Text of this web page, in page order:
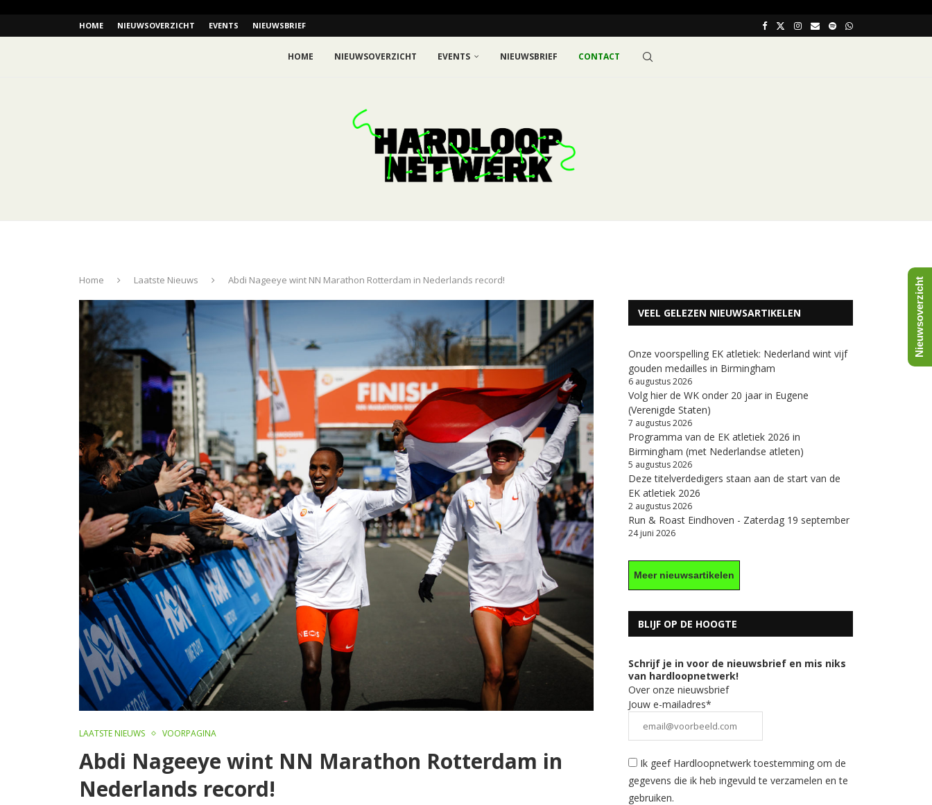
HOME NIEUWSOVERZICHT EVENTS NIEUWSBRIEF
HOME NIEUWSOVERZICHT EVENTS NIEUWSBRIEF CONTACT
Home Laatste Nieuws Abdi Nageeye wint NN Marathon Rotterdam in Nederlands record!
LAATSTE NIEUWS VOORPAGINA
Abdi Nageeye wint NN Marathon Rotterdam in
Nederlands record!
VEEL GELEZEN NIEUWSARTIKELEN
Onze voorspelling EK atletiek: Nederland wint vijf
gouden medailles in Birmingham
6 augustus 2026
Volg hier de WK onder 20 jaar in Eugene
(Verenigde Staten)
7 augustus 2026
Programma van de EK atletiek 2026 in
Birmingham (met Nederlandse atleten)
5 augustus 2026
Deze titelverdedigers staan aan de start van de
EK atletiek 2026
2 augustus 2026
Run & Roast Eindhoven - Zaterdag 19 september
24 juni 2026
Meer nieuwsartikelen
BLIJF OP DE HOOGTE
Schrijf je in voor de nieuwsbrief en mis niks
van hardloopnetwerk!
Over onze nieuwsbrief
Jouw e-mailadres*
Ik geef Hardloopnetwerk toestemming om de
gegevens die ik heb ingevuld te verzamelen en te
gebruiken.
Nieuwsoverzicht